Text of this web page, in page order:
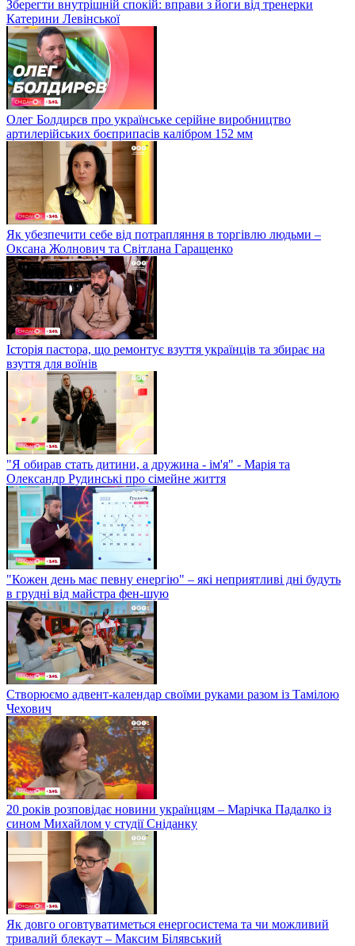
Зберегти внутрішній спокій: вправи з йоги від тренерки
Катерини Левінської
Олег Болдирєв про українське серійне виробництво
артилерійських боєприпасів калібром 152 мм
Як убезпечити себе від потрапляння в торгівлю людьми –
Оксана Жолнович та Світлана Гаращенко
Історія пастора, що ремонтує взуття українців та збирає на
взуття для воїнів
"Я обирав стать дитини, а дружина - ім'я" - Марія та
Олександр Рудинські про сімейне життя
"Кожен день має певну енергію" – які неприятливі дні будуть
в грудні від майстра фен-шую
Створюємо адвент-календар своїми руками разом із Тамілою
Чехович
20 років розповідає новини українцям – Марічка Падалко із
сином Михайлом у студії Сніданку
Як довго оговтуватиметься енергосистема та чи можливий
тривалий блекаут – Максим Білявський